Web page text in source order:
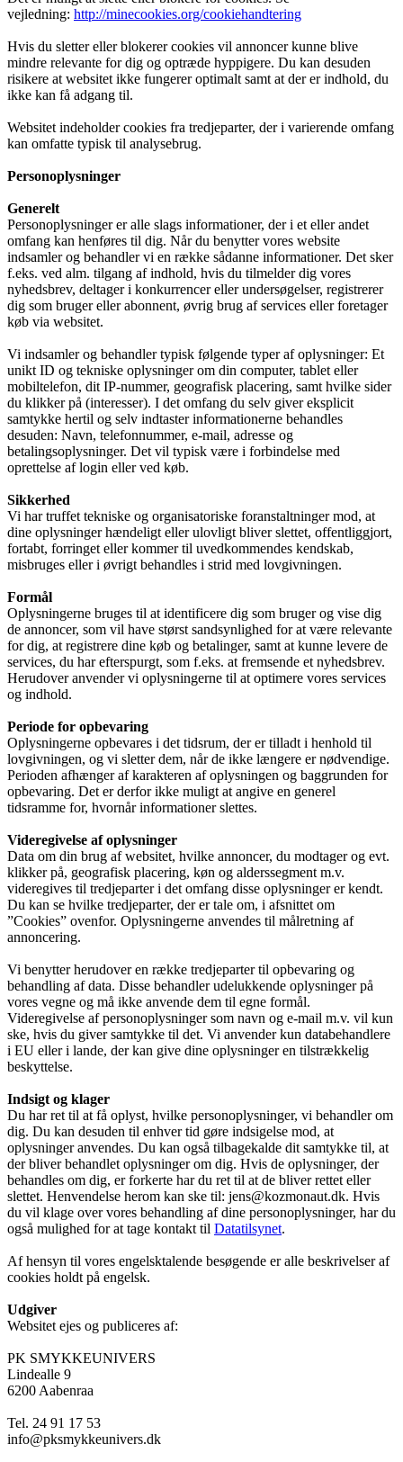
vejledning: http://minecookies.org/cookiehandtering
Hvis du sletter eller blokerer cookies vil annoncer kunne blive
mindre relevante for dig og optræde hyppigere. Du kan desuden
risikere at websitet ikke fungerer optimalt samt at der er indhold, du
ikke kan få adgang til.
Websitet indeholder cookies fra tredjeparter, der i varierende omfang
kan omfatte typisk til analysebrug.
Personoplysninger
Generelt
Personoplysninger er alle slags informationer, der i et eller andet
omfang kan henføres til dig. Når du benytter vores website
indsamler og behandler vi en række sådanne informationer. Det sker
f.eks. ved alm. tilgang af indhold, hvis du tilmelder dig vores
nyhedsbrev, deltager i konkurrencer eller undersøgelser, registrerer
dig som bruger eller abonnent, øvrig brug af services eller foretager
køb via websitet.
Vi indsamler og behandler typisk følgende typer af oplysninger: Et
unikt ID og tekniske oplysninger om din computer, tablet eller
mobiltelefon, dit IP-nummer, geografisk placering, samt hvilke sider
du klikker på (interesser). I det omfang du selv giver eksplicit
samtykke hertil og selv indtaster informationerne behandles
desuden: Navn, telefonnummer, e-mail, adresse og
betalingsoplysninger. Det vil typisk være i forbindelse med
oprettelse af login eller ved køb.
Sikkerhed
Vi har truffet tekniske og organisatoriske foranstaltninger mod, at
dine oplysninger hændeligt eller ulovligt bliver slettet, offentliggjort,
fortabt, forringet eller kommer til uvedkommendes kendskab,
misbruges eller i øvrigt behandles i strid med lovgivningen.
Formål
Oplysningerne bruges til at identificere dig som bruger og vise dig
de annoncer, som vil have størst sandsynlighed for at være relevante
for dig, at registrere dine køb og betalinger, samt at kunne levere de
services, du har efterspurgt, som f.eks. at fremsende et nyhedsbrev.
Herudover anvender vi oplysningerne til at optimere vores services
og indhold.
Periode for opbevaring
Oplysningerne opbevares i det tidsrum, der er tilladt i henhold til
lovgivningen, og vi sletter dem, når de ikke længere er nødvendige.
Perioden afhænger af karakteren af oplysningen og baggrunden for
opbevaring. Det er derfor ikke muligt at angive en generel
tidsramme for, hvornår informationer slettes.
Videregivelse af oplysninger
Data om din brug af websitet, hvilke annoncer, du modtager og evt.
klikker på, geografisk placering, køn og alderssegment m.v.
videregives til tredjeparter i det omfang disse oplysninger er kendt.
Du kan se hvilke tredjeparter, der er tale om, i afsnittet om
”Cookies” ovenfor. Oplysningerne anvendes til målretning af
annoncering.
Vi benytter herudover en række tredjeparter til opbevaring og
behandling af data. Disse behandler udelukkende oplysninger på
vores vegne og må ikke anvende dem til egne formål.
Videregivelse af personoplysninger som navn og e-mail m.v. vil kun
ske, hvis du giver samtykke til det. Vi anvender kun databehandlere
i EU eller i lande, der kan give dine oplysninger en tilstrækkelig
beskyttelse.
Indsigt og klager
Du har ret til at få oplyst, hvilke personoplysninger, vi behandler om
dig. Du kan desuden til enhver tid gøre indsigelse mod, at
oplysninger anvendes. Du kan også tilbagekalde dit samtykke til, at
der bliver behandlet oplysninger om dig. Hvis de oplysninger, der
behandles om dig, er forkerte har du ret til at de bliver rettet eller
slettet. Henvendelse herom kan ske til: jens@kozmonaut.dk. Hvis
du vil klage over vores behandling af dine personoplysninger, har du
også mulighed for at tage kontakt til Datatilsynet.
Af hensyn til vores engelsktalende besøgende er alle beskrivelser af
cookies holdt på engelsk.
Udgiver
Websitet ejes og publiceres af:
PK SMYKKEUNIVERS
Lindealle 9
6200 Aabenraa
Tel. 24 91 17 53
info@pksmykkeunivers.dk